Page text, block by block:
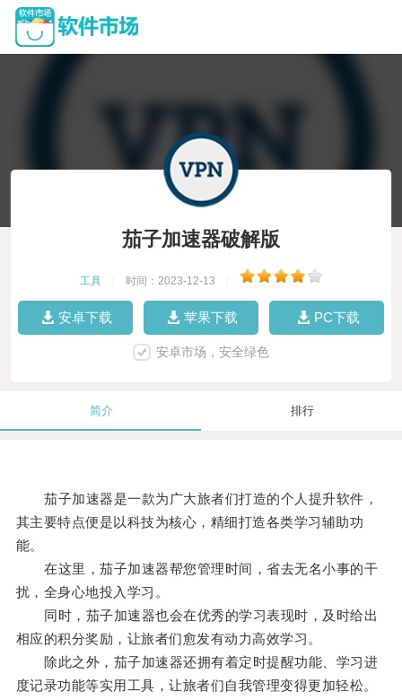
茄子加速器破解版
工具 时间：2023-12-13
安卓下载 苹果下载 PC下载
安卓市场，安全绿色
简介 排行
茄子加速器是一款为广大旅者们打造的个人提升软件，
其主要特点便是以科技为核心，精细打造各类学习辅助功
能。
在这里，茄子加速器帮您管理时间，省去无名小事的干
扰，全身心地投入学习。
同时，茄子加速器也会在优秀的学习表现时，及时给出
相应的积分奖励，让旅者们愈发有动力高效学习。
除此之外，茄子加速器还拥有着定时提醒功能、学习进
度记录功能等实用工具，让旅者们自我管理变得更加轻松。